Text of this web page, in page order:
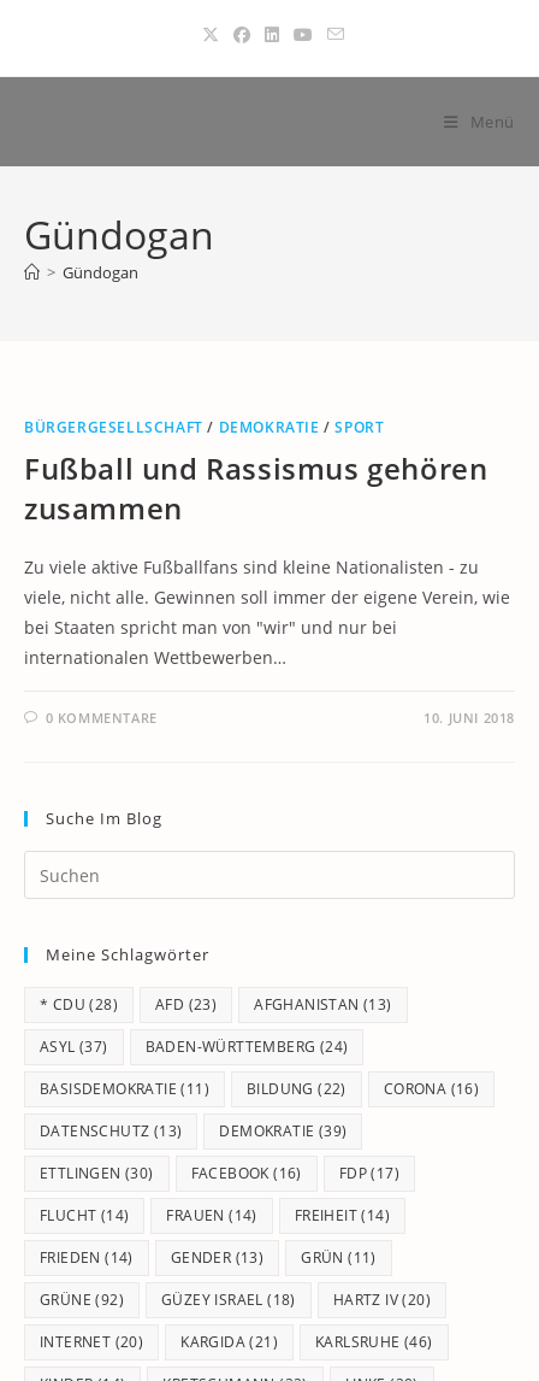
springen
Menü
Gündogan
> Gündogan
BÜRGERGESELLSCHAFT / DEMOKRATIE /SPORT
Fußball und Rassismus gehören
zusammen
Zu viele aktive Fußballfans sind kleine Nationalisten - zu
viele, nicht alle. Gewinnen soll immer der eigene Verein, wie
bei Staaten spricht man von "wir" und nur bei
internationalen Wettbewerben…
0 KOMMENTARE 10. JUNI 2018
Suche Im Blog
Meine Schlagwörter
* CDU (28) AFD (23) AFGHANISTAN (13)
ASYL (37) BADEN-WÜRTTEMBERG (24)
BASISDEMOKRATIE (11) BILDUNG (22) CORONA (16)
DATENSCHUTZ (13) DEMOKRATIE (39)
ETTLINGEN (30) FACEBOOK (16) FDP(17)
FLUCHT (14) FRAUEN (14) FREIHEIT(14)
FRIEDEN (14) GENDER (13) GRÜN (11)
GRÜNE (92) GÜZEY ISRAEL (18) HARTZ IV(20)
INTERNET (20) KARGIDA(21) KARLSRUHE (46)